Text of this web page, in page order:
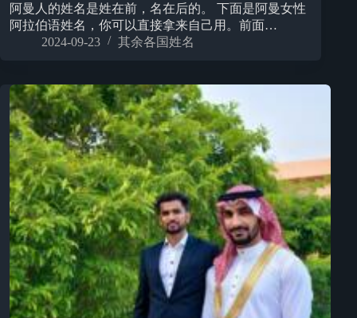
阿曼人的姓名是姓在前，名在后的。 下面是阿曼女性
阿拉伯语姓名，你可以直接拿来自己用。前面…
2024-09-23
其余各国姓名